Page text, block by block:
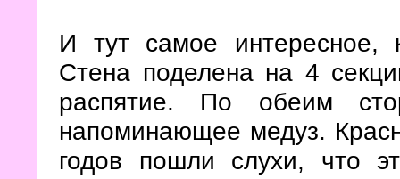
И тут самое интересное,
Стена поделена на 4
распятие. По обеим
напоминающее медуз.
годов пошли слухи, что